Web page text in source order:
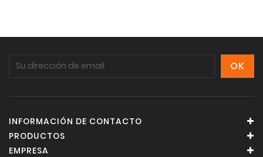
INFORMACIÓN DE CONTACTO
PRODUCTOS
EMPRESA